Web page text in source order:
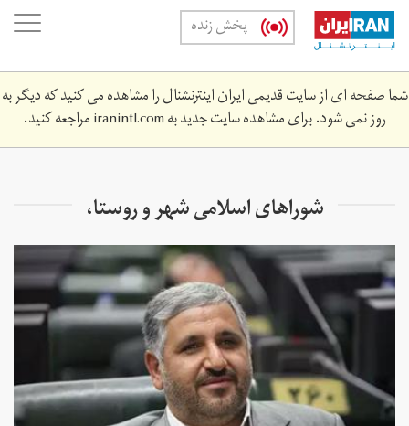
Skip
main
content
پخش زنده
شما صفحه ای از سایت قدیمی ایران اینترنشنال را مشاهده می کنید که دیگر به
روز نمی شود. برای مشاهده سایت جدید بهiranintl.comمراجعه کنید.
شوراهای اسلامی شهر و روستا،